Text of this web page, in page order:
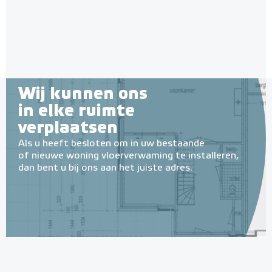
Wij kunnen ons
in elke ruimte
verplaatsen
Als u heeft besloten om in uw bestaande
of nieuwe woning vloerverwaming te installeren,
dan bent u bij ons aan het juiste adres.